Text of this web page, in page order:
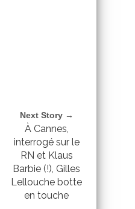
Next Story →
À Cannes,
interrogé sur le
RN et Klaus
Barbie (!), Gilles
Lellouche botte
en touche